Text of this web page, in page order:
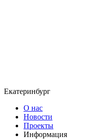
Екатеринбург
О нас
Новости
Проекты
Информация